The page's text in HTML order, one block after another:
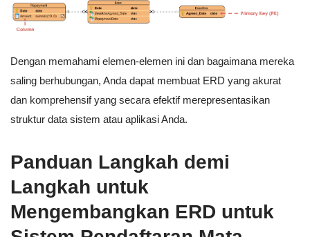
Dengan memahami elemen-elemen ini dan bagaimana mereka
saling berhubungan, Anda dapat membuat ERD yang akurat
dan komprehensif yang secara efektif merepresentasikan
struktur data sistem atau aplikasi Anda.
Panduan Langkah demi
Langkah untuk
Mengembangkan ERD untuk